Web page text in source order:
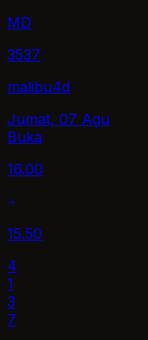
MD
3537
malibu4d
Jumat, 07 Agu
Buka
16.00
15.50
4
1
3
7